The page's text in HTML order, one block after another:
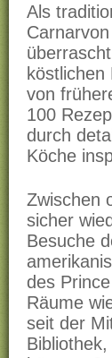
Als
von
100
durch
Köche
Zwischen
sicher
Besuche
des
Räume
seit der